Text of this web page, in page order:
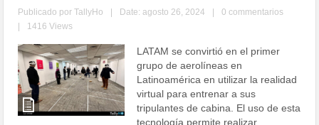
Publicado porTallyHo Date: agosto 26, 2024
0 commentarios
1416 Views
LATAM se convirtió en el primer
grupo de aerolíneas en
Latinoamérica en utilizar la realidad
virtual para entrenar a sus
tripulantes de cabina. El uso de esta
tecnología permite realizar